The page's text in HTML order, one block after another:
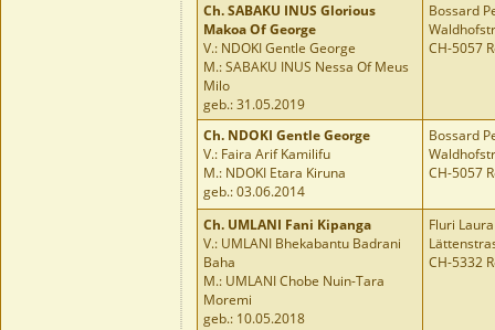
Ch.SABAKU INUS Glorious
Makoa Of George
V.: NDOKI Gentle George
M.: SABAKU INUS Nessa Of Meus
Milo
geb.: 31.05.2019
Bossard
CH-5057
Ch. NDOKI Gentle George
V.: Faira Arif Kamilifu
M.: NDOKI Etara Kiruna
geb.: 03.06.2014
Bossard
CH-5057
Ch. UMLANI Fani Kipanga
V.: UMLANI Bhekabantu Badrani
Baha
M.: UMLANI Chobe Nuin-Tara
Moremi
geb.: 10.05.2018
Fluri
CH-5332